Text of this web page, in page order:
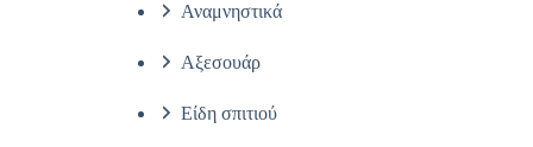
Αναμνηστικά
Αξεσουάρ
Είδη σπιτιού